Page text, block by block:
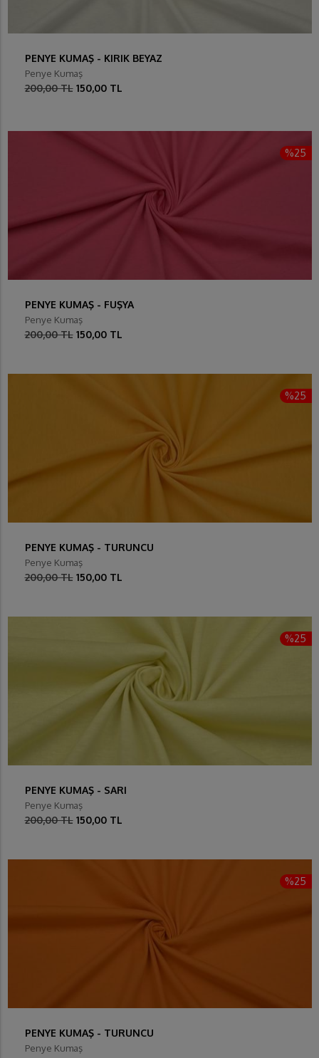
PENYE KUMAŞ - KIRIK BEYAZ
Penye Kumaş
200,00 TL 150,00 TL
%25
PENYE KUMAŞ - FUŞYA
Penye Kumaş
200,00 TL 150,00 TL
%25
PENYE KUMAŞ - TURUNCU
Penye Kumaş
200,00 TL 150,00 TL
%25
PENYE KUMAŞ - SARI
Penye Kumaş
200,00 TL 150,00 TL
%25
PENYE KUMAŞ - TURUNCU
Penye Kumaş